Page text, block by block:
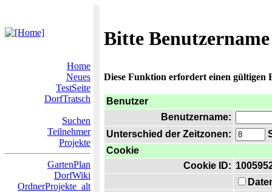
Bitte
Home
Neues
TestSeite
DorfTratsch
Suchen
Teilnehmer
Projekte
GartenPlan
DorfWiki
OrdnerProjekte_alt
Diese Funktion erfordert einen gültigen
Benutzer
Benutzername:
Unterschied der Zeitzonen:
Cookie
Cookie ID: